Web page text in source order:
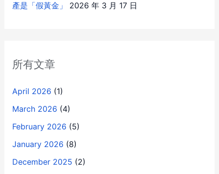
產是「假黃金」
2026 年 3 月 17 日
所有文章
April 2026 (1)
March 2026 (4)
February 2026 (5)
January 2026 (8)
December 2025 (2)